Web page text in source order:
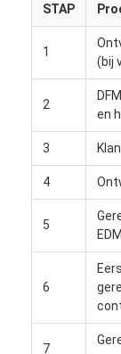
Fabrieksreis
Gevallen
Ga Nu
De plastic
Het
STAP
1
(bij
2
en
3
4
5
6
7